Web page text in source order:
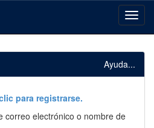
Ayuda...
para registrarse.
correo electrónico o nombre de